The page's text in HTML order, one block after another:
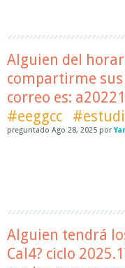
Alguien del
compartirme
correo es:
#eeggcc
preguntado Ago 28, 2025 por
Alguien tendrá
Cal4? ciclo